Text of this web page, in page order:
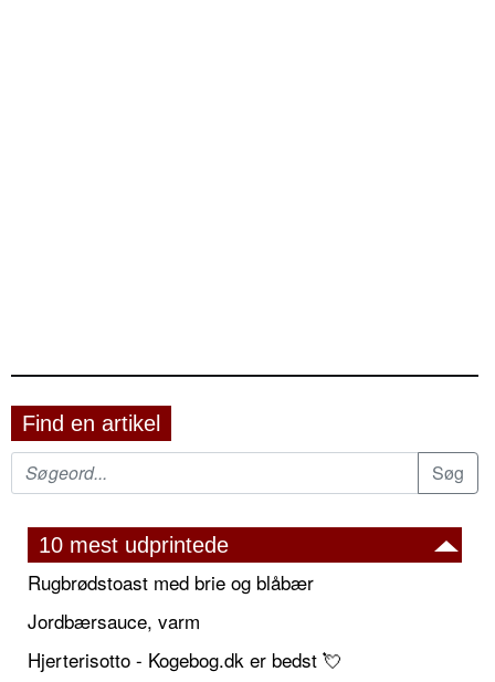
Find en artikel
10 mest udprintede
Rugbrødstoast med brie og blåbær
Jordbærsauce, varm
Hjerterisotto - Kogebog.dk er bedst 💘